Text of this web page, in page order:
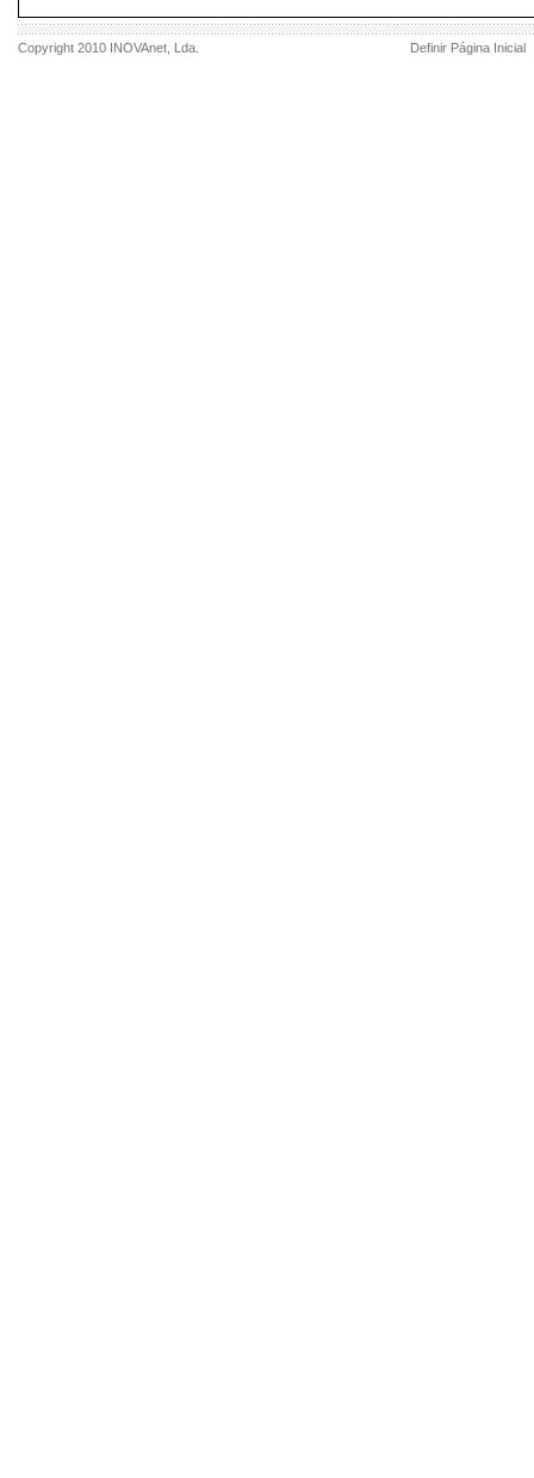
Copyright 2010 INOVAnet , Lda. Definir Página Inicial